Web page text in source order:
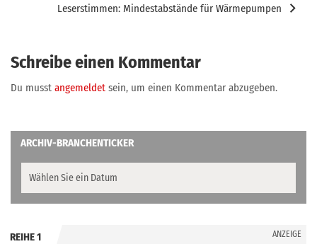
Leserstimmen: Mindestabstände für Wärmepumpen
Schreibe einen Kommentar
Du musst angemeldet sein, um einen Kommentar abzugeben.
ARCHIV-BRANCHENTICKER
REIHE 1 ANZEIGE